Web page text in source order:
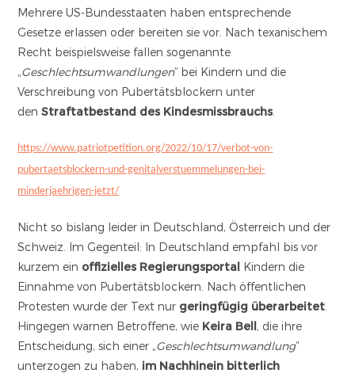
Mehrere US-Bundesstaaten haben entsprechende
Gesetze erlassen oder bereiten sie vor. Nach texanischem
Recht beispielsweise fallen sogenannte
„Geschlechtsumwandlungen“ bei Kindern und die
Verschreibung von Pubertätsblockern unter
denStraftatbestand des Kindesmissbrauchs
https://www.patriotpetition.org/2022/10/17/verbot-von-
pubertaetsblockern-und-genitalverstuemmelungen-bei-
minderjaehrigen-jetzt/
Nicht so bislang leider in Deutschland, Österreich und der
Schweiz. Im Gegenteil: In Deutschland empfahl bis vor
kurzem ein offizielles Regierungsportal Kindern die
Einnahme von Pubertätsblockern. Nach öffentlichen
Protesten wurde der Text nur geringfügig überarbeitet
Hingegen warnen Betroffene, wie Keira Bell, die ihre
Entscheidung, sich einer „Geschlechtsumwandlung“
unterzogen zu haben, im Nachhinein bitterlich